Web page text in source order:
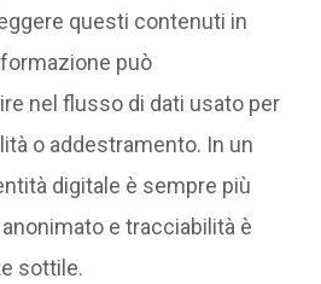
questi contenuti in
può
nel flusso di dati usato per
o addestramento. In un
digitale è sempre più
e tracciabilità è
sottile.